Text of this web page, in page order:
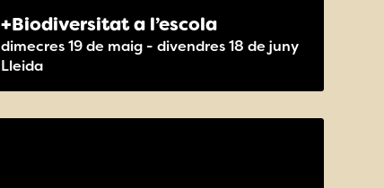
+Biodiversitat a l’escola
dimecres 19 de maig - divendres 18 de juny
Lleida